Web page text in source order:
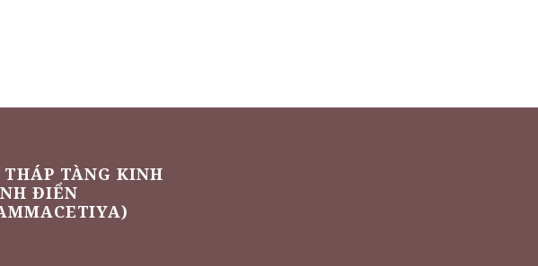
THÁP TÀNG KINH
ĐIỂN